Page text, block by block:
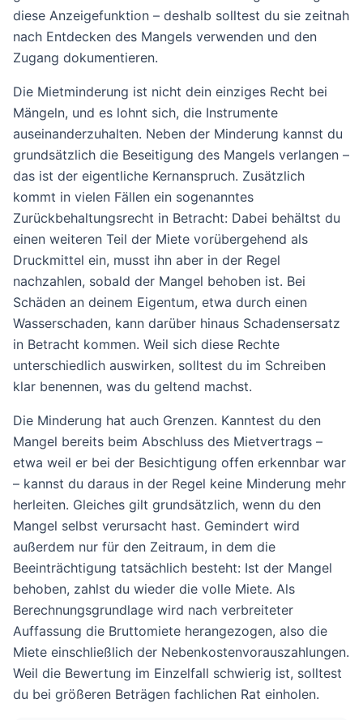
diese Anzeigefunktion – deshalb solltest du sie zeitnah
nach Entdecken des Mangels verwenden und den
Zugang dokumentieren.
Die Mietminderung ist nicht dein einziges Recht bei
Mängeln, und es lohnt sich, die Instrumente
auseinanderzuhalten. Neben der Minderung kannst du
grundsätzlich die Beseitigung des Mangels verlangen –
das ist der eigentliche Kernanspruch. Zusätzlich
kommt in vielen Fällen ein sogenanntes
Zurückbehaltungsrecht in Betracht: Dabei behältst du
einen weiteren Teil der Miete vorübergehend als
Druckmittel ein, musst ihn aber in der Regel
nachzahlen, sobald der Mangel behoben ist. Bei
Schäden an deinem Eigentum, etwa durch einen
Wasserschaden, kann darüber hinaus Schadensersatz
in Betracht kommen. Weil sich diese Rechte
unterschiedlich auswirken, solltest du im Schreiben
klar benennen, was du geltend machst.
Die Minderung hat auch Grenzen. Kanntest du den
Mangel bereits beim Abschluss des Mietvertrags –
etwa weil er bei der Besichtigung offen erkennbar war
– kannst du daraus in der Regel keine Minderung mehr
herleiten. Gleiches gilt grundsätzlich, wenn du den
Mangel selbst verursacht hast. Gemindert wird
außerdem nur für den Zeitraum, in dem die
Beeinträchtigung tatsächlich besteht: Ist der Mangel
behoben, zahlst du wieder die volle Miete. Als
Berechnungsgrundlage wird nach verbreiteter
Auffassung die Bruttomiete herangezogen, also die
Miete einschließlich der Nebenkostenvorauszahlungen.
Weil die Bewertung im Einzelfall schwierig ist, solltest
du bei größeren Beträgen fachlichen Rat einholen.